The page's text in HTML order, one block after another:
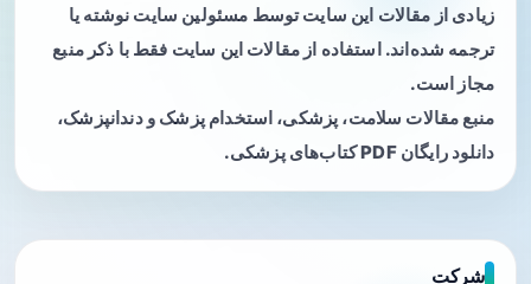
زیادی از مقالات این سایت توسط مسئولین سایت نوشته یا
ترجمه شده‌اند. استفاده از مقالات این سایت فقط با ذکر منبع
مجاز است.
منبع مقالات سلامت، پزشکی، استخدام پزشک و دندانپزشک،
دانلود رایگان PDF کتاب‌های پزشکی.
شرکت